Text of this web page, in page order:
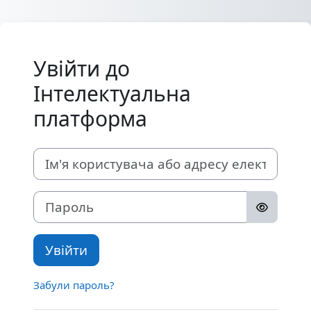
Увійти до
Інтелектуальна
платформа
Ім'я користувача або адресу електронної пошти
Пароль
Увійти
Забули пароль?